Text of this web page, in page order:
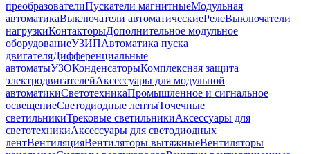
преобразователиПускатели магнитныеМодульная
автоматикаВыключатели автоматическиеРелеВыключатели
нагрузкиКонтакторыДополнительное модульное
оборудованиеУЗИПАвтоматика пуска
двигателяДифференциальные
автоматыУЗОКонденсаторыКомплексная защита
электродвигателейАксессуары для модульной
автоматикиСветотехникаПромышленное и сигнальное
освещениеСветодиодные лентыТочечные
светильникиТрековые светильникиАксессуары для
светотехникиАксессуары для светодиодных
лентВентиляцияВентиляторы вытяжныеВентиляторы